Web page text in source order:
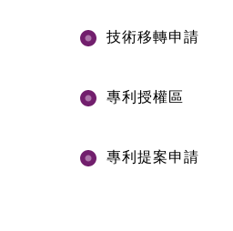
技術移轉申請
專利授權區
專利提案申請